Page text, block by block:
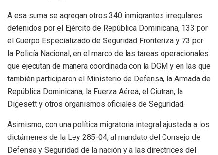
A esa suma se agregan otros 340 inmigrantes irregulares
detenidos por el Ejército de República Dominicana, 133 por
el Cuerpo Especializado de Seguridad Fronteriza y 73 por
la Policía Nacional, en el marco de las tareas operacionales
que ejecutan de manera coordinada con la DGM y en las que
también participaron el Ministerio de Defensa, la Armada de
República Dominicana, la Fuerza Aérea, el Ciutran, la
Digesett y otros organismos oficiales de Seguridad.
Asimismo, con una política migratoria integral ajustada a los
dictámenes de la Ley 285-04, al mandato del Consejo de
Defensa y Seguridad de la nación y a las directrices del